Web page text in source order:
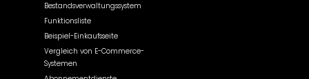
Bestandsverwaltungssystem
Funktionsliste
Beispiel-Einkaufsseite
Vergleich von E-Commerce-
Systemen